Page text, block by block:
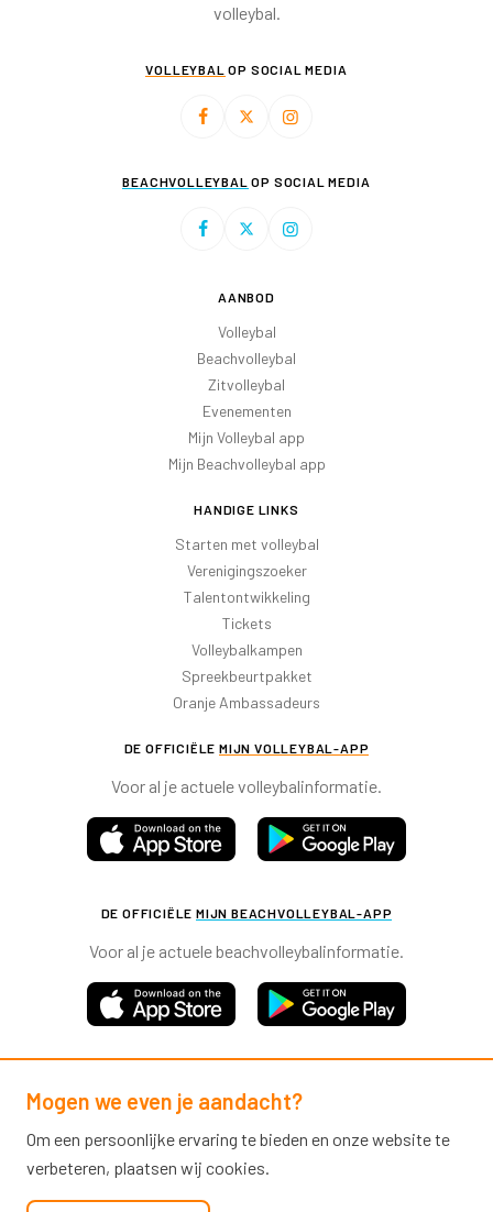
volleybal.
VOLLEYBAL OP SOCIAL MEDIA
BEACHVOLLEYBAL OP SOCIAL MEDIA
AANBOD
Volleybal
Beachvolleybal
Zitvolleybal
Evenementen
Mijn Volleybal app
Mijn Beachvolleybal app
HANDIGE LINKS
Starten met volleybal
Verenigingszoeker
Talentontwikkeling
Tickets
Volleybalkampen
Spreekbeurtpakket
Oranje Ambassadeurs
DE OFFICIËLE MIJN VOLLEYBAL-APP
Voor al je actuele volleybalinformatie.
DE OFFICIËLE MIJN BEACHVOLLEYBAL-APP
Voor al je actuele beachvolleybalinformatie.
Nevobo.nl
Contact
Mogen we even je aandacht?
Om een persoonlijke ervaring te bieden en onze website te
verbeteren, plaatsen wij cookies.